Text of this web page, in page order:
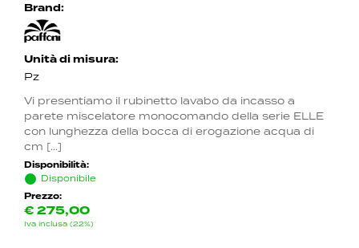
Brand:
Unità di misura:
Pz
Vi presentiamo il rubinetto lavabo da incasso a
parete miscelatore monocomando della serie ELLE
con lunghezza della bocca di erogazione acqua di
cm [...]
Disponibilità:
Disponibile
Prezzo:
€275,00
Iva inclusa (22%)